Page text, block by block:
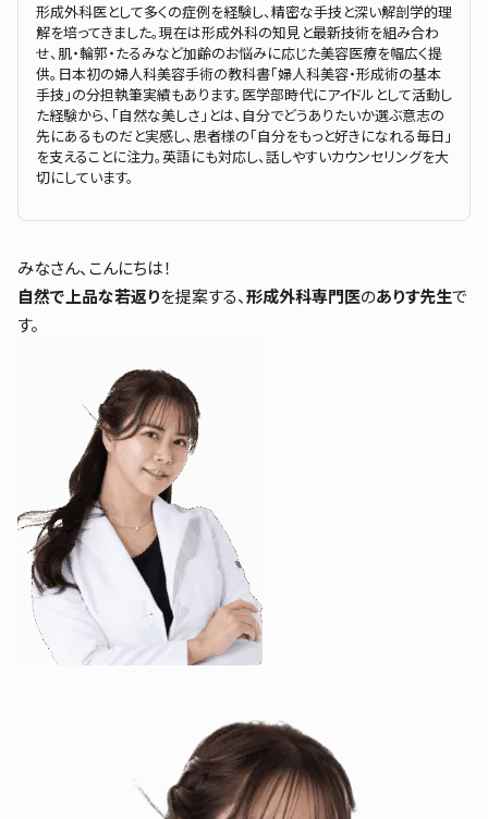
形成外科医として多くの症例を経験し、精密な手技と深い解剖学的理
解を培ってきました。現在は形成外科の知見と最新技術を組み合わ
せ、肌・輪郭・たるみなど加齢のお悩みに応じた美容医療を幅広く提
供。日本初の婦人科美容手術の教科書「婦人科美容・形成術の基本
手技」の分担執筆実績もあります。医学部時代にアイドルとして活動し
た経験から、「自然な美しさ」とは、自分でどうありたいか選ぶ意志の
先にあるものだと実感し、患者様の「自分をもっと好きになれる毎日」
を支えることに注力。英語にも対応し、話しやすいカウンセリングを大
切にしています。
みなさん、こんにちは！
自然で上品な若返りを提案する、形成外科専門医のありす先生で
す。